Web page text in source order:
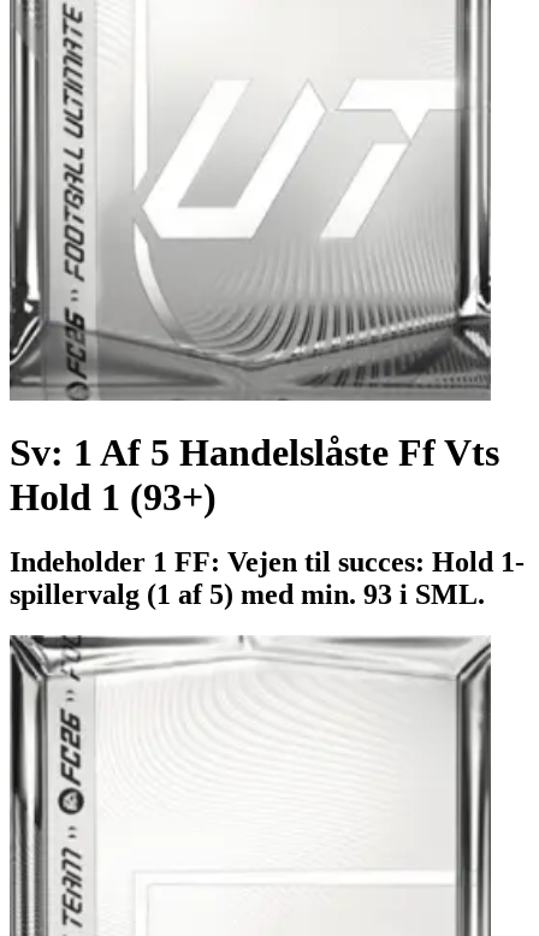
Sv: 1 Af 5 Handelslåste Ff Vts
Hold 1 (93+)
Indeholder 1 FF: Vejen til succes: Hold 1-
spillervalg (1 af 5) med min. 93 i SML.